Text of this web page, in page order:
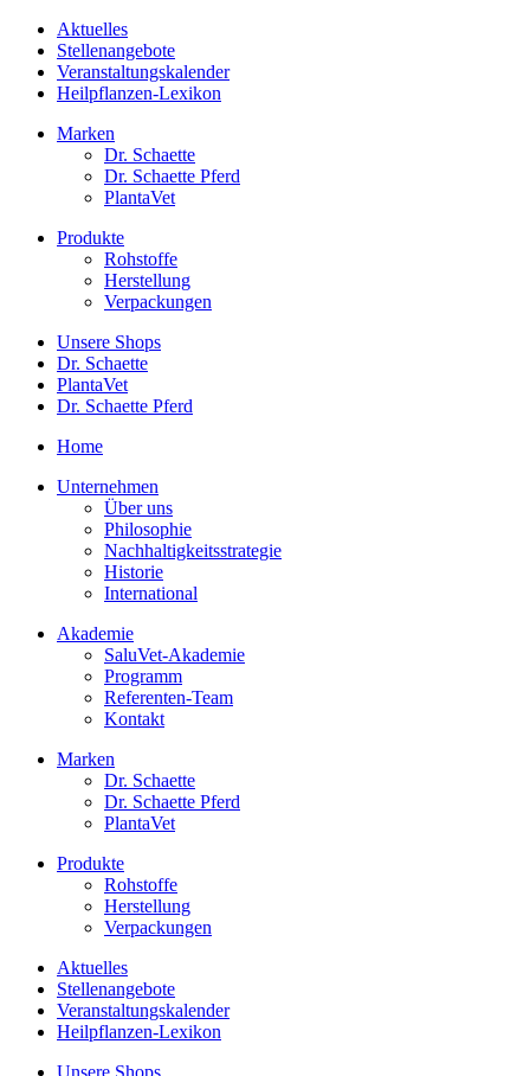
Aktuelles
Stellenangebote
Veranstaltungskalender
Heilpflanzen-Lexikon
Marken
Dr. Schaette
Dr. Schaette Pferd
PlantaVet
Produkte
Rohstoffe
Herstellung
Verpackungen
Unsere Shops
Dr. Schaette
PlantaVet
Dr. Schaette Pferd
Home
Unternehmen
Über uns
Philosophie
Nachhaltigkeitsstrategie
Historie
International
Akademie
SaluVet-Akademie
Programm
Referenten-Team
Kontakt
Marken
Dr. Schaette
Dr. Schaette Pferd
PlantaVet
Produkte
Rohstoffe
Herstellung
Verpackungen
Aktuelles
Stellenangebote
Veranstaltungskalender
Heilpflanzen-Lexikon
Unsere Shops